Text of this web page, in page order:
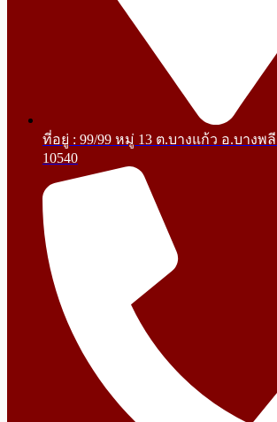
ที่อยู่ : 99/99 หมู่ 13 ต.บางแก้ว อ.บางพ
10540